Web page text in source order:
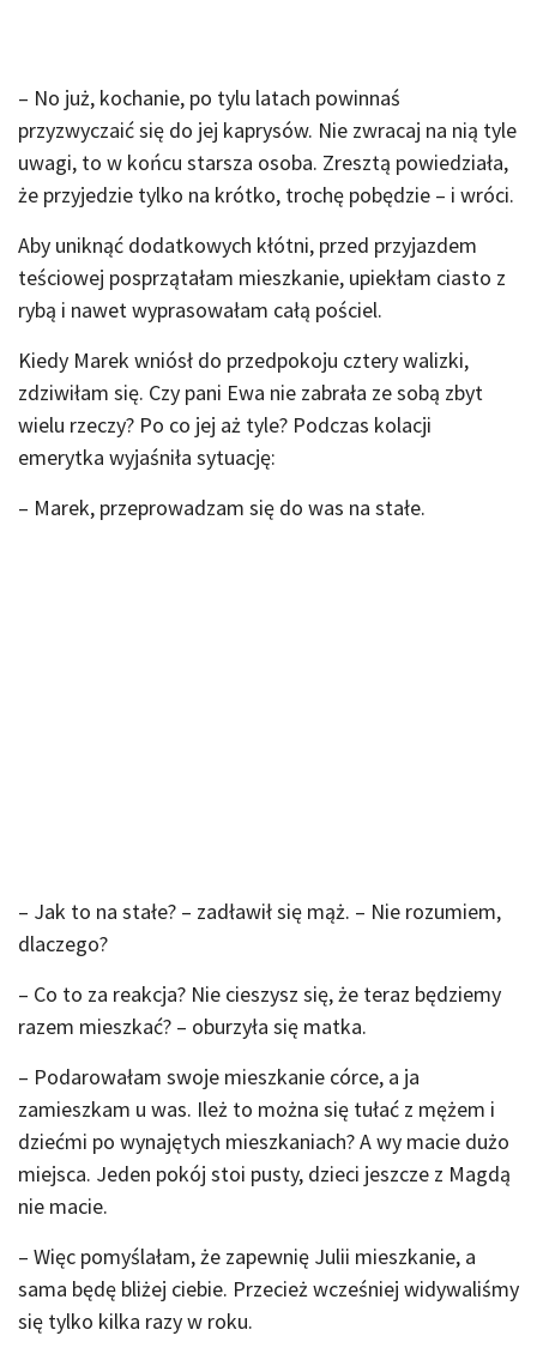
– No już, kochanie, po tylu latach powinnaś
przyzwyczaić się do jej kaprysów. Nie zwracaj na nią tyle
uwagi, to w końcu starsza osoba. Zresztą powiedziała,
że przyjedzie tylko na krótko, trochę pobędzie – i wróci.
Aby uniknąć dodatkowych kłótni, przed przyjazdem
teściowej posprzątałam mieszkanie, upiekłam ciasto z
rybą i nawet wyprasowałam całą pościel.
Kiedy Marek wniósł do przedpokoju cztery walizki,
zdziwiłam się. Czy pani Ewa nie zabrała ze sobą zbyt
wielu rzeczy? Po co jej aż tyle? Podczas kolacji
emerytka wyjaśniła sytuację:
– Marek, przeprowadzam się do was na stałe.
– Jak to na stałe? – zadławił się mąż. – Nie rozumiem,
dlaczego?
– Co to za reakcja? Nie cieszysz się, że teraz będziemy
razem mieszkać? – oburzyła się matka.
– Podarowałam swoje mieszkanie córce, a ja
zamieszkam u was. Ileż to można się tułać z mężem i
dziećmi po wynajętych mieszkaniach? A wy macie dużo
miejsca. Jeden pokój stoi pusty, dzieci jeszcze z Magdą
nie macie.
– Więc pomyślałam, że zapewnię Julii mieszkanie, a
sama będę bliżej ciebie. Przecież wcześniej widywaliśmy
się tylko kilka razy w roku.